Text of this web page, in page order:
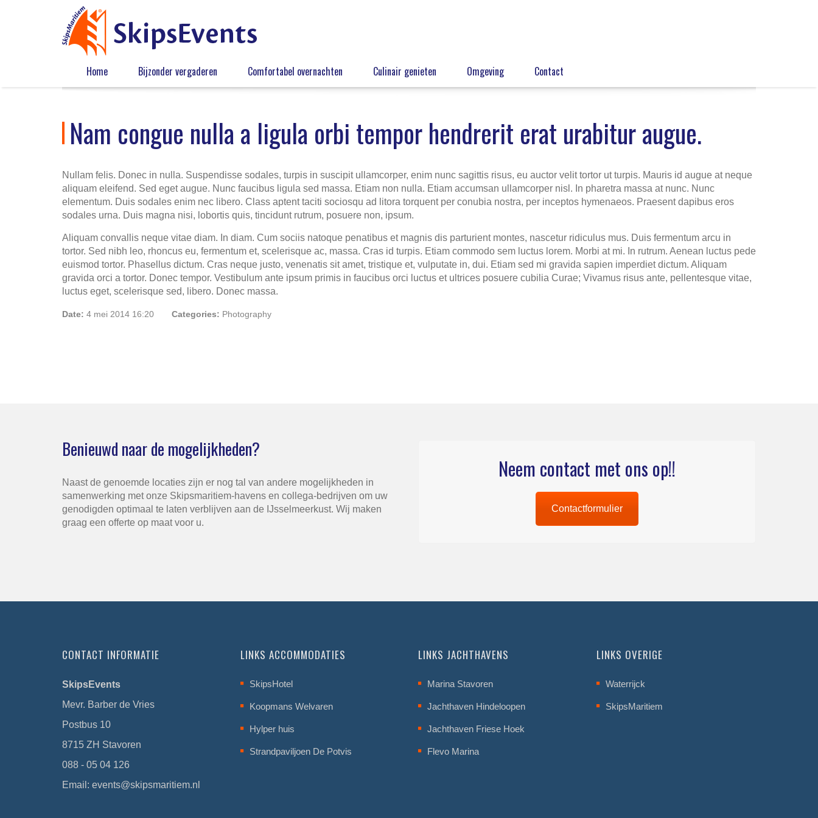
Home Bijzonder vergaderen Comfortabel overnachten Culinair genieten Omgeving Contact
Nam congue nulla a ligula orbi tempor hendrerit erat urabitur augue.
Nullam felis. Donec in nulla. Suspendisse sodales, turpis in suscipit ullamcorper, enim nunc sagittis risus, eu auctor velit tortor ut turpis. Mauris id augue at neque
aliquam eleifend. Sed eget augue. Nunc faucibus ligula sed massa. Etiam non nulla. Etiam accumsan ullamcorper nisl. In pharetra massa at nunc. Nunc
elementum. Duis sodales enim nec libero. Class aptent taciti sociosqu ad litora torquent per conubia nostra, per inceptos hymenaeos. Praesent dapibus eros
sodales urna. Duis magna nisi, lobortis quis, tincidunt rutrum, posuere non, ipsum.
Aliquam convallis neque vitae diam. In diam. Cum sociis natoque penatibus et magnis dis parturient montes, nascetur ridiculus mus. Duis fermentum arcu in
tortor. Sed nibh leo, rhoncus eu, fermentum et, scelerisque ac, massa. Cras id turpis. Etiam commodo sem luctus lorem. Morbi at mi. In rutrum. Aenean luctus pede
euismod tortor. Phasellus dictum. Cras neque justo, venenatis sit amet, tristique et, vulputate in, dui. Etiam sed mi gravida sapien imperdiet dictum. Aliquam
gravida orci a tortor. Donec tempor. Vestibulum ante ipsum primis in faucibus orci luctus et ultrices posuere cubilia Curae; Vivamus risus ante, pellentesque vitae,
luctus eget, scelerisque sed, libero. Donec massa.
Date: 4 mei 2014 16:20 Categories: Photography
Benieuwd naar de mogelijkheden?
Naast de genoemde locaties zijn er nog tal van andere mogelijkheden in
samenwerking met onze Skipsmaritiem-havens en collega-bedrijven om uw
genodigden optimaal te laten verblijven aan de IJsselmeerkust. Wij maken
graag een offerte op maat voor u.
Neem contact met ons op!!
Contactformulier
CONTACT INFORMATIE
SkipsEvents
Mevr. Barber de Vries
Postbus 10
8715 ZH Stavoren
088 - 05 04 126
Email: events@skipsmaritiem.nl
LINKS ACCOMMODATIES
SkipsHotel
Koopmans Welvaren
Hylper huis
Strandpaviljoen De Potvis
LINKS JACHTHAVENS
Marina Stavoren
Jachthaven Hindeloopen
Jachthaven Friese Hoek
Flevo Marina
LINKS OVERIGE
Waterrijck
SkipsMaritiem